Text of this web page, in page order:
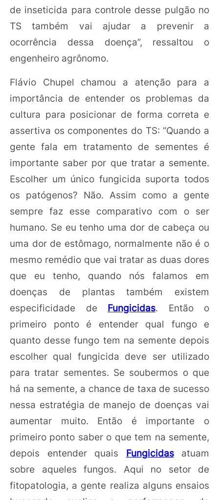
de inseticida para controle desse pulgão no
TS também vai ajudar a prevenir a
ocorrência dessa doença”, ressaltou o
engenheiro agrônomo.
Flávio Chupel chamou a atenção para a
importância de entender os problemas da
cultura para posicionar de forma correta e
assertiva os componentes do TS: “Quando a
gente fala em tratamento de sementes é
importante saber por que tratar a semente.
Escolher um único fungicida suporta todos
os patógenos? Não. Assim como a gente
sempre faz esse comparativo com o ser
humano. Se eu tenho uma dor de cabeça ou
uma dor de estômago, normalmente não é o
mesmo remédio que vai tratar as duas dores
que eu tenho, quando nós falamos em
doenças de plantas também existem
especificidade de Fungicidas. Então o
primeiro ponto é entender qual fungo e
quanto desse fungo tem na semente depois
escolher qual fungicida deve ser utilizado
para tratar sementes. Se soubermos o que
há na semente, a chance de taxa de sucesso
nessa estratégia de manejo de doenças vai
aumentar muito. Então é importante o
primeiro ponto saber o que tem na semente,
depois entender quais Fungicidasatuam
sobre aqueles fungos. Aqui no setor de
fitopatologia, a gente realiza alguns ensaios